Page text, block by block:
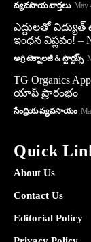
వ్యవసాయ వార్తలు May
ఎద్దులతో విద్యుత్
ఇంధన విప్లవం! –
అగ్రి టెక్నాలజీ & స్టార్టప్స్
TG Organics
యాప్ ప్రారంభం
సేంద్రియ వ్యవసాయం
Quick
About Us
Contact Us
Editorial Policy